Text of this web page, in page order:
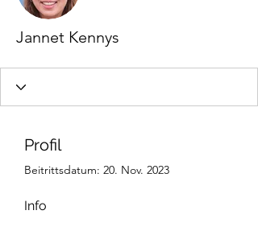
Jannet Kennys
Profil
Beitrittsdatum: 20. Nov. 2023
Info